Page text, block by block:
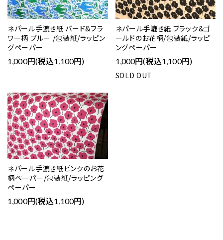
ネパール手漉き紙 バード&フラ
ワー柄 ブルー /包装紙/ラッピン
グペーパー
1,000円(税込1,100円)
ネパール手漉き紙 ブラック&ゴ
ールドのお花柄/包装紙/ラッピ
ングペーパー
1,000円(税込1,100円)
SOLD OUT
ネパール手漉き紙ピンクのお花
柄ペーパー/包装紙/ラッピング
ペーパー
1,000円(税込1,100円)